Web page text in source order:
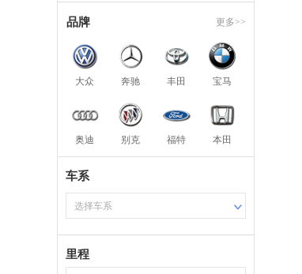
品牌 更多>>
大众 奔驰 丰田 宝马
奥迪 别克 福特 本田
车系
选择车系
里程